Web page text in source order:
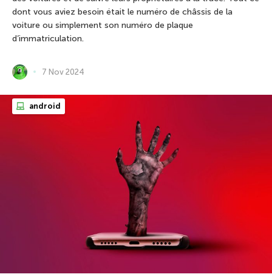
dont vous aviez besoin était le numéro de châssis de la
voiture ou simplement son numéro de plaque
d’immatriculation.
7 Nov 2024
android